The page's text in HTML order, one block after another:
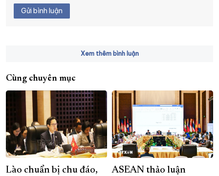
Gửi bình luận
Xem thêm bình luận
Cùng chuyên mục
Lào chuẩn bị chu đáo,
ASEAN thảo luận